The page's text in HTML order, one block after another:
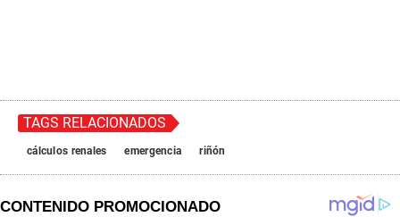
TAGS RELACIONADOS
cálculos renales emergencia riñón